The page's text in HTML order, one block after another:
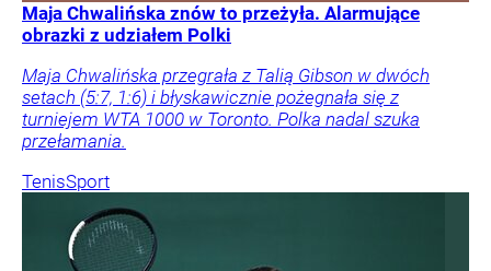
Maja Chwalińska znów to przeżyła. Alarmujące
obrazki z udziałem Polki
Maja Chwalińska przegrała z Talią Gibson w dwóch
setach (5:7, 1:6) i błyskawicznie pożegnała się z
turniejem WTA 1000 w Toronto. Polka nadal szuka
przełamania.
TenisSport